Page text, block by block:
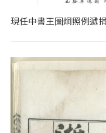
現任中書王圖炯照例遞